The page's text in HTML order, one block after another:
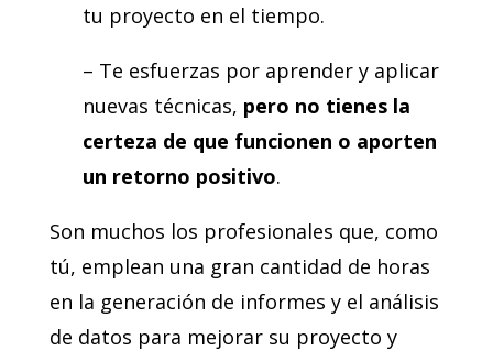
tu proyecto en el tiempo.
– Te esfuerzas por aprender y aplicar
nuevas técnicas, pero no tienes la
certeza de que funcionen o aporten
un retorno positivo.
Son muchos los profesionales que, como
tú, emplean una gran cantidad de horas
en la generación de informes y el análisis
de datos para mejorar su proyecto y